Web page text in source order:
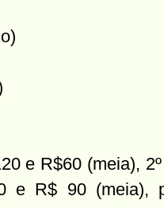
e R$60 (meia),
e R$ 90 (meia),